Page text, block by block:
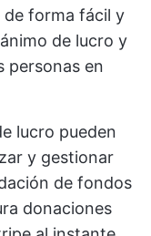
forma fácil y
de lucro y
personas en
lucro pueden
y gestionar
de fondos
donaciones